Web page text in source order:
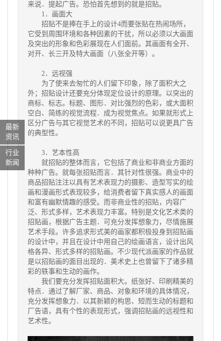
来说．提起广告。恐怕首先想到的就是招贴。
1．画面大
招贴不是捧在手上的设计4而要张贴在热闹场所，
它受到周围环境和各种因素的干扰，所以必须以大画面
及突出的形象和色彩展现在人们面前。其画面有全开、
对开、长三开及特大画面（八张全开等）。
2．远视强
为了使来去匆忙的人们留下印象，除了面积大之
外； 招贴设计还要充分体现定位设计的原理。以突出的
商标、标志。标题、图形．对比强烈的色彩，或大面积
空白、简练的视觉流程．成为视觉焦点。如果就形式上
区分广告与其它视觉艺术的不同，招贴可以说更具广告
的典型性。
3．艺本性高
就招贴的整体而言，它包括了商业和非商业方面的
种种广告。就每张招贴而言．其针对性很强。商业中的
商品招贴注注以具有艺术表现力的摄影、造型写实的绘
画和漫画形式表现较多，给消费者留下真实感人的画面
和富有幽默情趣的感受。而非商业性的招贴，内容广
泛、形式多样，艺术表现力丰富。特别是文化艺术类的
招贴画，根据广告主题．可充分发挥想象力，尽情施展
艺术手段。许多追求形式美的画家都积极投身到招贴画
的设计中，并且在设计中用自己的绘画语言，设计出风
格各异、形式多样的招贴画。不少现代派画家的作品就
是以招贴画的面目出现的．美术史上也曾留下了诸多精
彩的轶事和生动的画作。
我们要充分发挥招贴面积大。纸张好、印刷精美的
特点．通过了解厂家、商品、对象和环境的具体情况，
充分发挥想象力．以其新颖的构思、短而生动的标题和
厂告语，具有个性的表现形式，强调招贴画的远视性和
艺术性。
最新
资讯
行业
新闻